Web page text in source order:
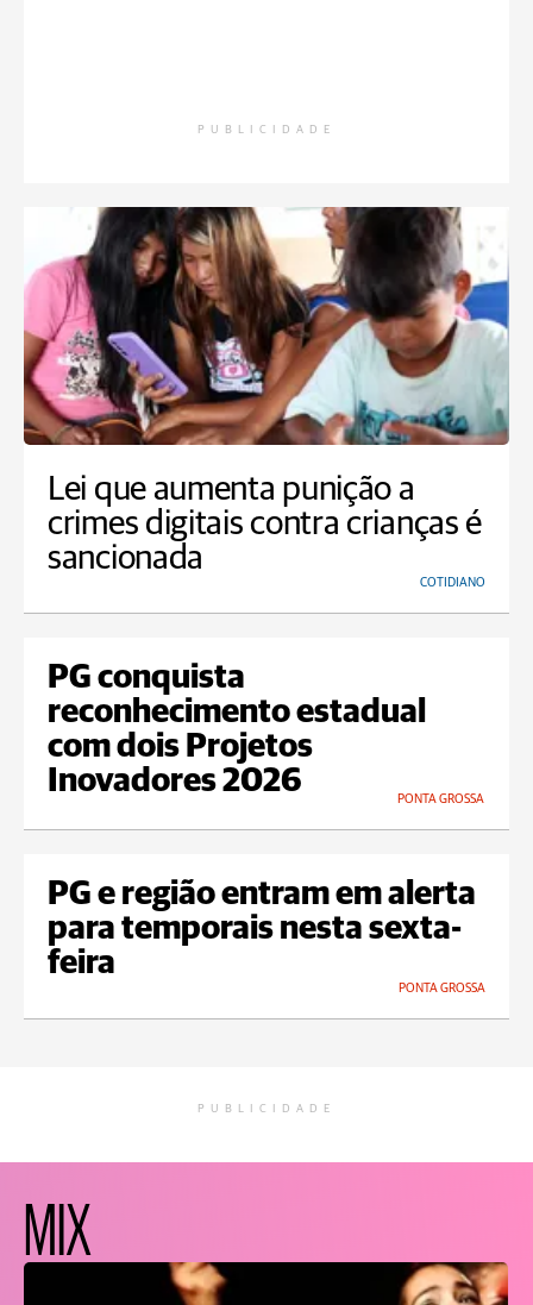
PUBLICIDADE
Lei que aumenta punição a
crimes digitais contra crianças é
sancionada
COTIDIANO
PG conquista
reconhecimento estadual
com dois Projetos
Inovadores 2026
PONTA GROSSA
PG e região entram em alerta
para temporais nesta sexta-
feira
PONTA GROSSA
PUBLICIDADE
MIX